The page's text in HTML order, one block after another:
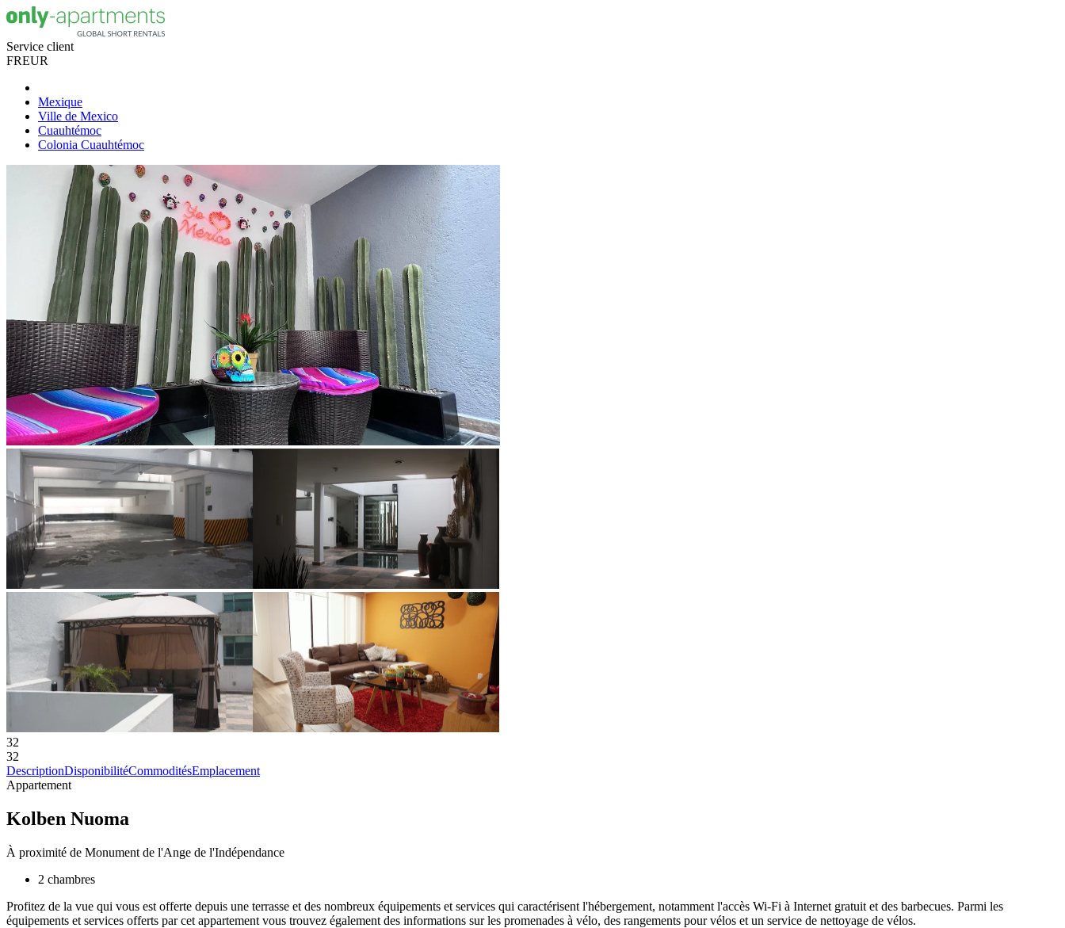
Service client
FREUR
Mexique
Ville de Mexico
Cuauhtémoc
Colonia Cuauhtémoc
32
32
DescriptionDisponibilitéCommoditésEmplacement
Appartement
Kolben Nuoma
À proximité de Monument de l'Ange de l'Indépendance
2 chambres
Profitez de la vue qui vous est offerte depuis une terrasse et des nombreux équipements et services qui caractérisent l'hébergement, notamment l'accès Wi-Fi à Internet gratuit et des barbecues. Parmi les
équipements et services offerts par cet appartement vous trouvez également des informations sur les promenades à vélo, des rangements pour vélos et un service de nettoyage de vélos.